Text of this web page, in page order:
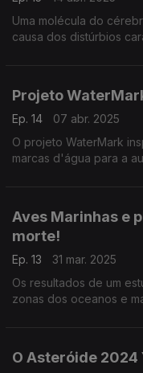
Uma molécula do
causa dos distúrbios
Projeto
Ep. 14
07 abr. 2025
O projeto WaterMark
marcas d'água para a
Aves Marinhas e
morte!
Ep. 13
31 mar. 2025
Os resultados de um
zonas dos oceanos e
O Asteróide 2024